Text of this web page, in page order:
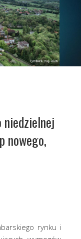
niedzielnej
nowego,
rynku i